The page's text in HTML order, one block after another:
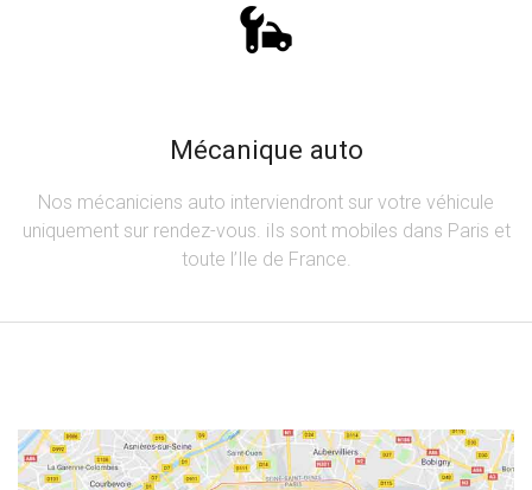
Mécanique auto
Nos mécaniciens auto interviendront sur votre véhicule
uniquement sur rendez-vous. iIs sont mobiles dans Paris et
toute l’Ile de France.